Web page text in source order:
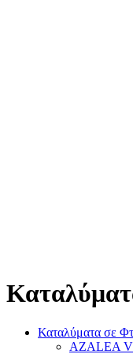
Καταλύματα σε
AZALEA